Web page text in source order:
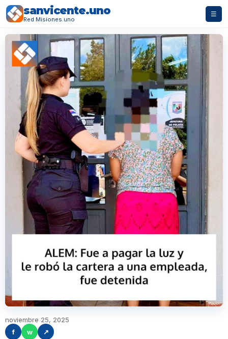
sanvicente.uno
Red Misiones.uno
☰
noviembre 25, 2025
f
w ↗